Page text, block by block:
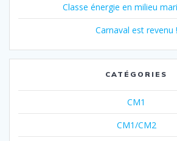
Classe énergie en milieu
Carnaval est revenu !
CATÉGORIES
CM1
CM1/CM2